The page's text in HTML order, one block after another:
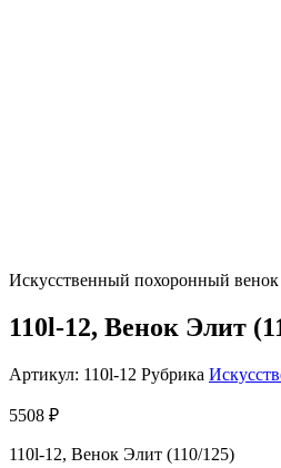
Искусственный похоронный венок
110l-12, Венок Элит
Артикул: 110l-12 Рубрика
5508 ₽
110l-12, Венок Элит (110/125)